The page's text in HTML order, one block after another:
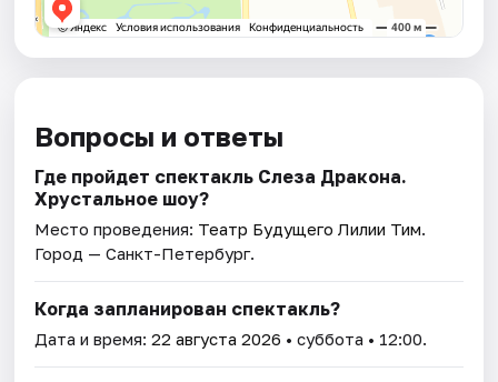
Вопросы и ответы
Где пройдет спектакль Слеза Дракона.
Хрустальное шоу?
Место проведения: Театр Будущего Лилии Тим.
Город — Санкт-Петербург.
Когда запланирован спектакль?
Дата и время:22 августа 2026 • суббота • 12:00.